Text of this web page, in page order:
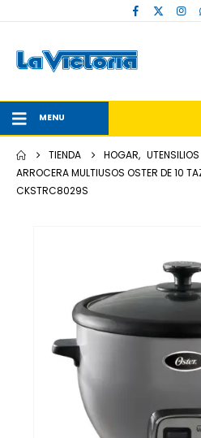
MENU
TIENDA HOGAR,
ARROCERA MULTIUSOS OSTER DE 10
CKSTRC8029S